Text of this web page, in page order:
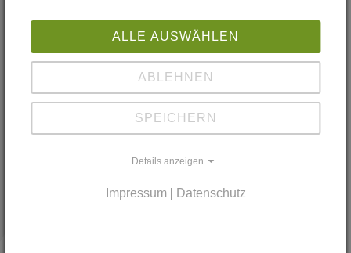
ALLE AUSWÄHLEN
ABLEHNEN
SPEICHERN
Details anzeigen
Impressum| Datenschutz